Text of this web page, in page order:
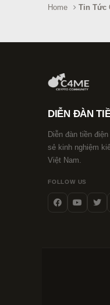
Home Tin Tức
DIỄN ĐÀN
Diễn đàn tiền
sẻ kinh nghiệm
Việt Nam.
FOLLOW US